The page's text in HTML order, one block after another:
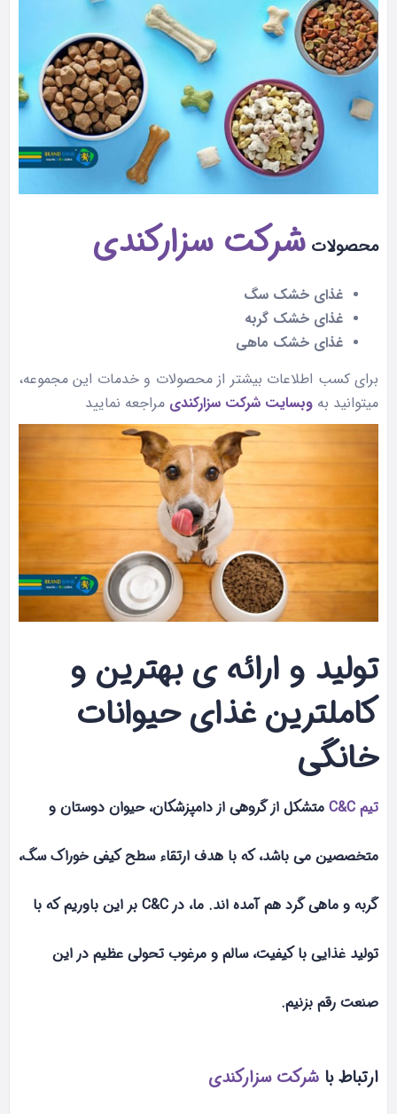
محصولات شرکت سزارکندی
غذای خشک سگ
غذای خشک گربه
غذای خشک ماهی
برای کسب اطلاعات بیشتر از محصولات و خدمات این مجموعه،
میتوانید به وبسایت شرکت سزارکندی مراجعه نمایید
تولید و ارائه ی بهترین و
کاملترین غذای حیوانات
خانگی
تیم C&C متشکل از گروهی از دامپزشکان، حیوان دوستان و
متخصصین می باشد، که با هدف ارتقاء سطح کیفی خوراک سگ،
گربه و ماهی گرد هم آمده اند. ما، در C&C بر این باوریم که با
تولید غذایی با کیفیت، سالم و مرغوب تحولی عظیم در این
صنعت رقم بزنیم.
ارتباط با شرکت سزارکندی